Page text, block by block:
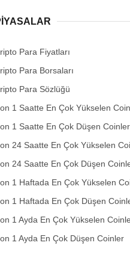
Para Fiyatları
Para Borsaları
Para Sözlüğü
1 Saatte En Çok Yükselen
1 Saatte En Çok Düşen Coinler
24 Saatte En Çok Yükselen
24 Saatte En Çok Düşen
1 Haftada En Çok Yükselen
1 Haftada En Çok Düşen
1 Ayda En Çok Yükselen
1 Ayda En Çok Düşen Coinler